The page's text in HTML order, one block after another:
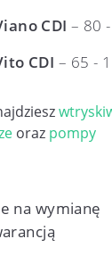
CDI – 80
CDI – 65 -
oraz pompy
na wymianę